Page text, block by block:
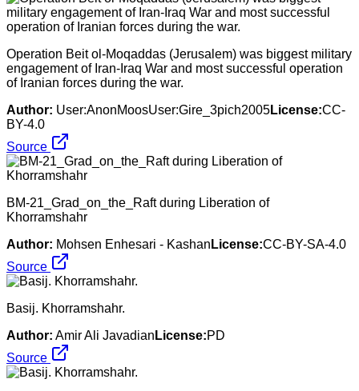
Operation Beit ol-Moqaddas (Jerusalem) was biggest military
engagement of Iran-Iraq War and most successful operation
of Iranian forces during the war.
Author: User:AnonMoosUser:Gire_3pich2005License:CC-
BY-4.0
Source
BM-21_Grad_on_the_Raft during Liberation of
Khorramshahr
Author: Mohsen Enhesari - Kashan License:CC-BY-SA-4.0
Source
Basij. Khorramshahr.
Author: Amir Ali Javadian License:PD
Source